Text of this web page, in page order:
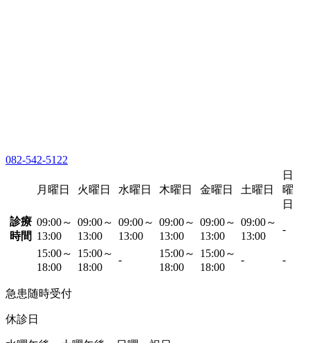
082-542-5122
月曜日 火曜日 水曜日 木曜日 金曜日 土曜日
日
曜
日
診療
時間
09:00～
13:00
09:00～
13:00
09:00～
13:00
09:00～
13:00
09:00～
13:00
09:00～
13:00
-
15:00～
18:00
15:00～
18:00
-
15:00～
18:00
15:00～
18:00
- -
急患随時受付
休診日